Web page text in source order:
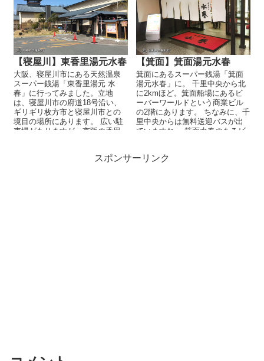
【寝屋川】東香里湯元水春
大阪、寝屋川市にある天然温泉
スーパー銭湯「東香里湯元 水
春」に行ってみました。立地
は、寝屋川市の府道18号沿い、
ギリギリ枚方市と寝屋川市との
境目の場所にあります。 広い駐
車場がありますが、京阪の香里
【箕面】箕面湯元水春
箕面にあるスーパー銭湯「箕面
湯元水春」に。 千里中央から北
に2kmほど。箕面船場にあるビ
ーバーワールドという商業ビル
の2階にあります。 ちなみに、千
里中央からは無料送迎バスが出
ていますね。 箕面水春のあるビ
スポンサーリンク